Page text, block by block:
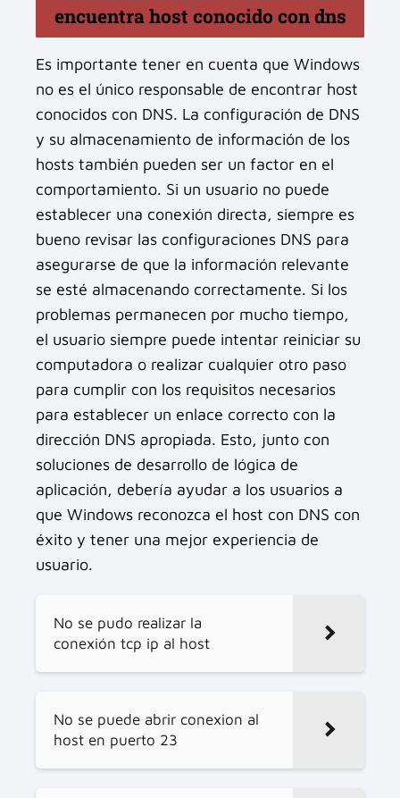
encuentra host conocido con dns
Es importante tener en cuenta que Windows
no es el único responsable de encontrar host
conocidos con DNS. La configuración de DNS
y su almacenamiento de información de los
hosts también pueden ser un factor en el
comportamiento. Si un usuario no puede
establecer una conexión directa, siempre es
bueno revisar las configuraciones DNS para
asegurarse de que la información relevante
se esté almacenando correctamente. Si los
problemas permanecen por mucho tiempo,
el usuario siempre puede intentar reiniciar su
computadora o realizar cualquier otro paso
para cumplir con los requisitos necesarios
para establecer un enlace correcto con la
dirección DNS apropiada. Esto, junto con
soluciones de desarrollo de lógica de
aplicación, debería ayudar a los usuarios a
que Windows reconozca el host con DNS con
éxito y tener una mejor experiencia de
usuario.
No se pudo realizar la
conexión tcp ip al host
No se puede abrir conexion al
host en puerto 23